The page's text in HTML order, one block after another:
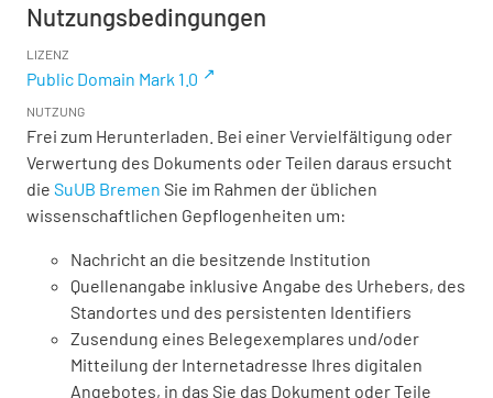
Nutzungsbedingungen
LIZENZ
Public Domain Mark 1.0
NUTZUNG
Frei zum Herunterladen. Bei einer Vervielfältigung oder
Verwertung des Dokuments oder Teilen daraus ersucht
die SuUB Bremen Sie im Rahmen der üblichen
wissenschaftlichen Gepflogenheiten um:
Nachricht an die besitzende Institution
Quellenangabe inklusive Angabe des Urhebers, des
Standortes und des persistenten Identifiers
Zusendung eines Belegexemplares und/oder
Mitteilung der Internetadresse Ihres digitalen
Angebotes, in das Sie das Dokument oder Teile